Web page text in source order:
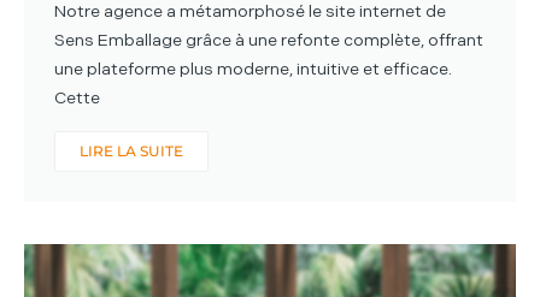
Notre agence a métamorphosé le site internet de
Sens Emballage grâce à une refonte complète, offrant
une plateforme plus moderne, intuitive et efficace.
Cette
LIRE LA SUITE